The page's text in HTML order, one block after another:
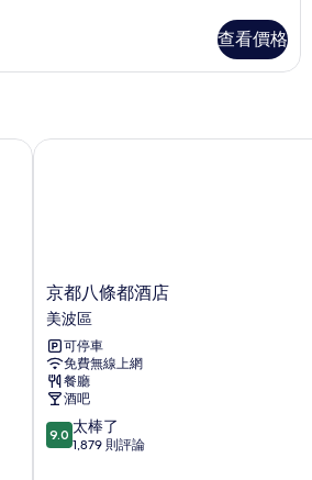
查看價格
京
都
八
條
都
酒
店
美
波
京都八條都酒店
美波區
可停車
免費無線上網
餐廳
酒吧
9.0
分，
9.0 太棒了
1,879 則評論
京都八條都酒店